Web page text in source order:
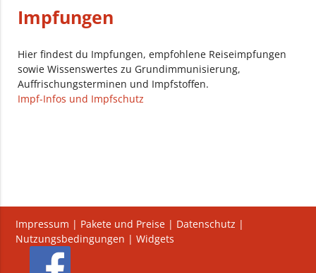
Impfungen
Hier findest du Impfungen, empfohlene Reiseimpfungen
sowie Wissenswertes zu Grundimmunisierung,
Auffrischungsterminen und Impfstoffen.
Impf-Infos und Impfschutz
Impressum | Pakete und Preise | Datenschutz |
Nutzungsbedingungen |Widgets